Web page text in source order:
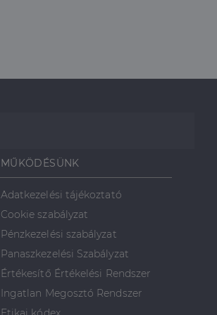
MŰKÖDÉSÜNK
Adatkezelési tájékoztató
Cookie szabályzat
Pénzkezelési szabályzat
Panaszkezelési Szabályzat
Értékesítő Értékelési Rendszer
Ingatlan Megosztó Rendszer